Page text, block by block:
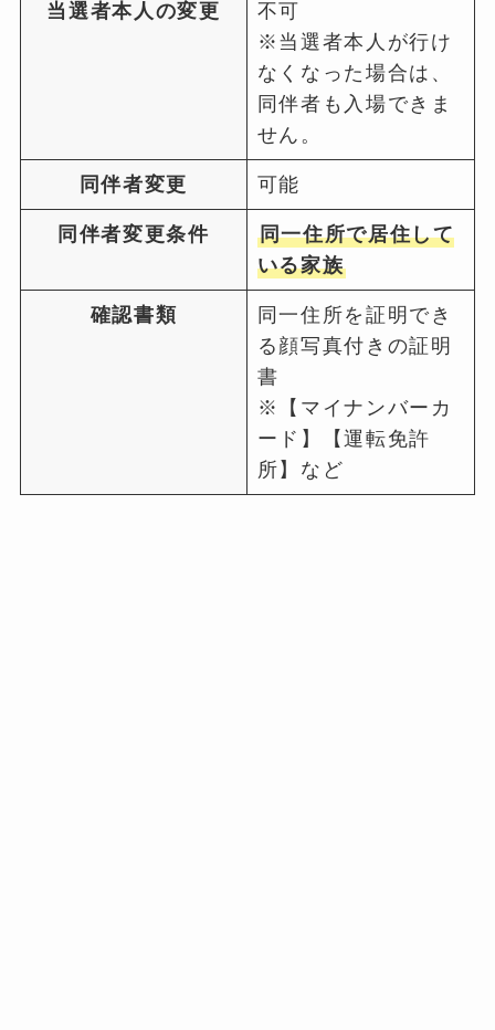
当選者本人の変更
不可
※当選者本人が行け
なくなった場合は、
同伴者も入場できま
せん。
同伴者変更 可能
同伴者変更条件
同一住所で居住して
いる家族
確認書類
同一住所を証明でき
る顔写真付きの証明
書
※【マイナンバーカ
ード】【運転免許
所】など